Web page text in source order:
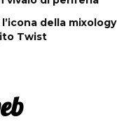
della mixology
Twist